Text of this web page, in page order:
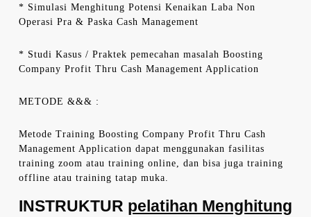
* Simulasi Menghitung Potensi Kenaikan Laba Non
Operasi Pra & Paska Cash Management
* Studi Kasus / Praktek pemecahan masalah Boosting
Company Profit Thru Cash Management Application
METODE &&& :
Metode Training Boosting Company Profit Thru Cash
Management Application dapat menggunakan fasilitas
training zoom atau training online, dan bisa juga training
offline atau training tatap muka.
INSTRUKTUR pelatihan Menghitung